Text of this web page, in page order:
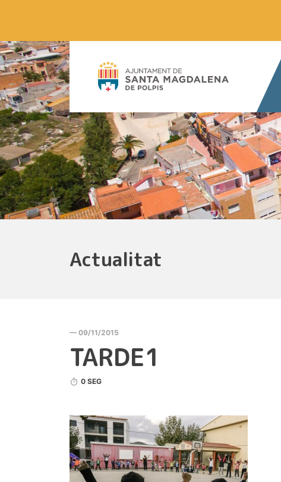
Actualitat
— 09/11/2015
TARDE1
0 SEG